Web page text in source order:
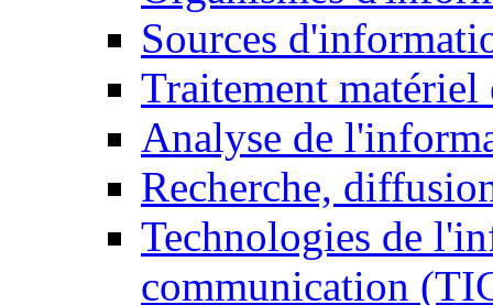
Sources
Traitement matériel
Analyse de
Recherche,
Technologies de
communication